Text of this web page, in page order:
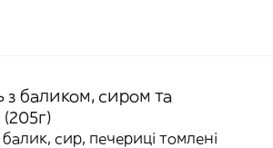
баликом, сиром та
сир, печериці томлені